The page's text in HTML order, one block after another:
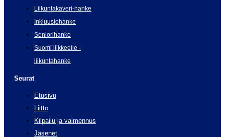
Liikuntakaveri-hanke
Inkluusiohanke
Seniorihanke
Suomi liikkeelle -
liikuntahanke
Seurat
Etusivu
Liitto
Kilpailu ja valmennus
Jäsenet